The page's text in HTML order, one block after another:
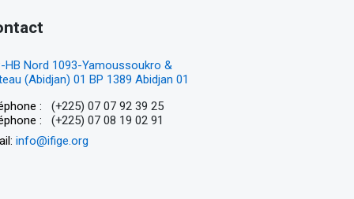
HB Nord 1093-Yamoussoukro &
(Abidjan) 01 BP 1389 Abidjan 01
:
(+225) 07 07 92 39 25
: (+225) 07 08 19 02 91
info@ifige.org